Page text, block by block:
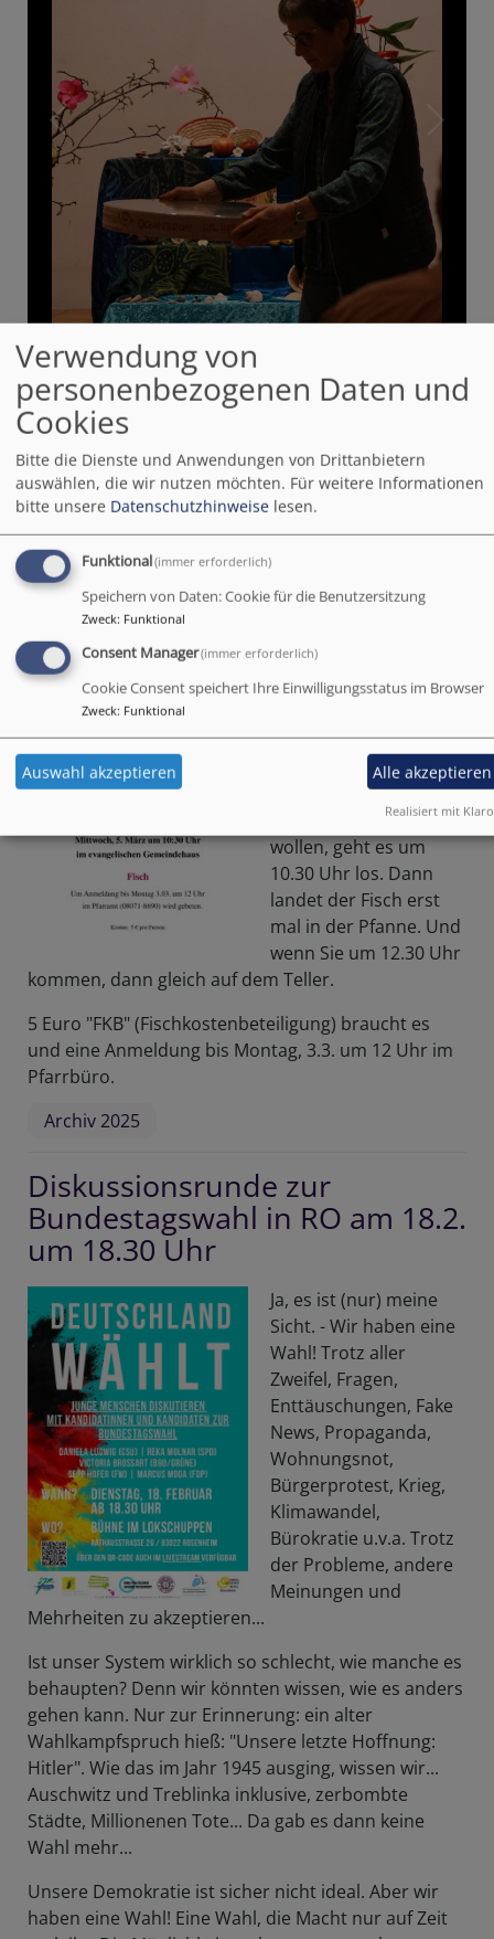
1 /9
Archiv 2025
Gemeinsam statt einsam am
Nein, angeln oder
fangen müssen Sie
nicht selbst. Am 5.3.
gibt es bei "gemeinsam
statt einsam" Fisch.
Wenn Sie mitkochen
wollen, geht es um
10.30 Uhr los. Dann
landet der Fisch erst
mal in der Pfanne. Und
wenn Sie um 12.30 Uhr
kommen, dann gleich auf dem Teller.
5 Euro "FKB" (Fischkostenbeteiligung) braucht es
und eine Anmeldung bis Montag, 3.3. um 12 Uhr im
Pfarrbüro.
Archiv 2025
Diskussionsrunde zur
Bundestagswahl in RO am 18.2.
um 18.30 Uhr
Ja, es ist (nur) meine
Sicht. - Wir haben eine
Wahl! Trotz aller
Zweifel, Fragen,
Enttäuschungen, Fake
News, Propaganda,
Wohnungsnot,
Bürgerprotest, Krieg,
Klimawandel,
Bürokratie u.v.a. Trotz
der Probleme, andere
Meinungen und
Mehrheiten zu akzeptieren...
Ist unser System wirklich so schlecht, wie manche es
behaupten? Denn wir könnten wissen, wie es anders
gehen kann. Nur zur Erinnerung: ein alter
Wahlkampfspruch hieß: "Unsere letzte Hoffnung:
Hitler". Wie das im Jahr 1945 ausging, wissen wir...
Auschwitz und Treblinka inklusive, zerbombte
Städte, Millionenen Tote... Da gab es dann keine
Wahl mehr...
Unsere Demokratie ist sicher nicht ideal. Aber wir
haben eine Wahl! Eine Wahl, die Macht nur auf Zeit
Verwendung von
personenbezogenen Daten und
Cookies
Bitte die Dienste und Anwendungen von Drittanbietern
auswählen, die wir nutzen möchten. Für weitere Informationen
bitte unsere Datenschutzhinweise lesen.
Funktional(immer erforderlich)
Speichern von Daten: Cookie für die Benutzersitzung
Zweck: Funktional
Consent Manager(immer erforderlich)
Cookie Consent speichert Ihre Einwilligungsstatus im Browser
Zweck: Funktional
Auswahl akzeptieren Alle akzeptieren
Realisiert mit